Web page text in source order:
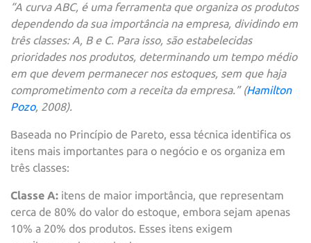
“A curva ABC, é uma ferramenta que organiza os produtos
dependendo da sua importância na empresa, dividindo em
três classes: A, B e C. Para isso, são estabelecidas
prioridades nos produtos, determinando um tempo médio
em que devem permanecer nos estoques, sem que haja
comprometimento com a receita da empresa.” (Hamilton
Pozo, 2008).
Baseada no Princípio de Pareto, essa técnica identifica os
itens mais importantes para o negócio e os organiza em
três classes:
Classe A: itens de maior importância, que representam
cerca de 80% do valor do estoque, embora sejam apenas
10% a 20% dos produtos. Esses itens exigem